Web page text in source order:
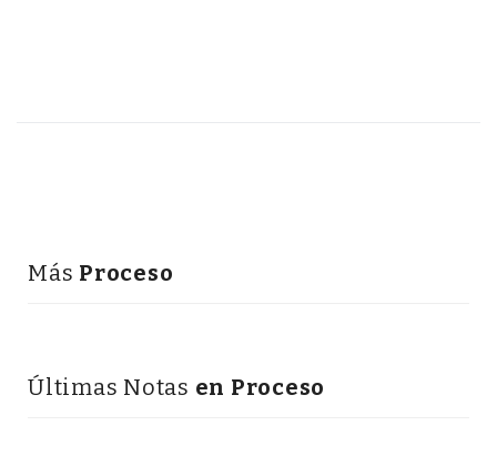
Más Proceso
Últimas Notas en Proceso